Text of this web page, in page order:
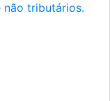
tributários.